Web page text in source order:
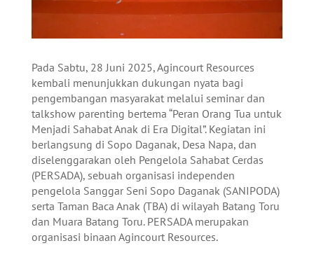
Pada Sabtu, 28 Juni 2025, Agincourt Resources
kembali menunjukkan dukungan nyata bagi
pengembangan masyarakat melalui seminar dan
talkshow parenting bertema “Peran Orang Tua untuk
Menjadi Sahabat Anak di Era Digital”. Kegiatan ini
berlangsung di Sopo Daganak, Desa Napa, dan
diselenggarakan oleh Pengelola Sahabat Cerdas
(PERSADA), sebuah organisasi independen
pengelola Sanggar Seni Sopo Daganak (SANIPODA)
serta Taman Baca Anak (TBA) di wilayah Batang Toru
dan Muara Batang Toru. PERSADA merupakan
organisasi binaan Agincourt Resources.